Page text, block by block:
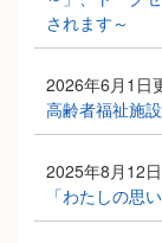
されます～
2026年6月1日
高齢者福祉施
2025年8月12
「わたしの思